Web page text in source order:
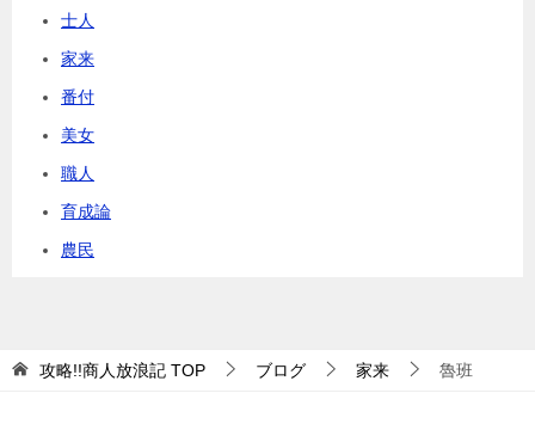
士人
家来
番付
美女
職人
育成論
農民
攻略!!商人放浪記 TOP ブログ 家来 魯班